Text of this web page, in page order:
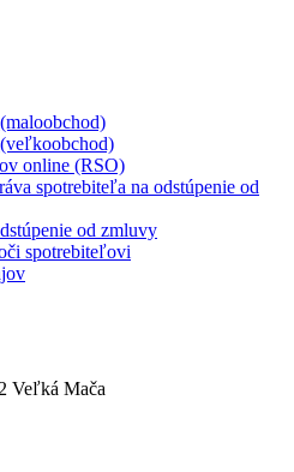
online (RSO)
spotrebiteľa na odstúpenie od
od zmluvy
spotrebiteľovi
Veľká Mača